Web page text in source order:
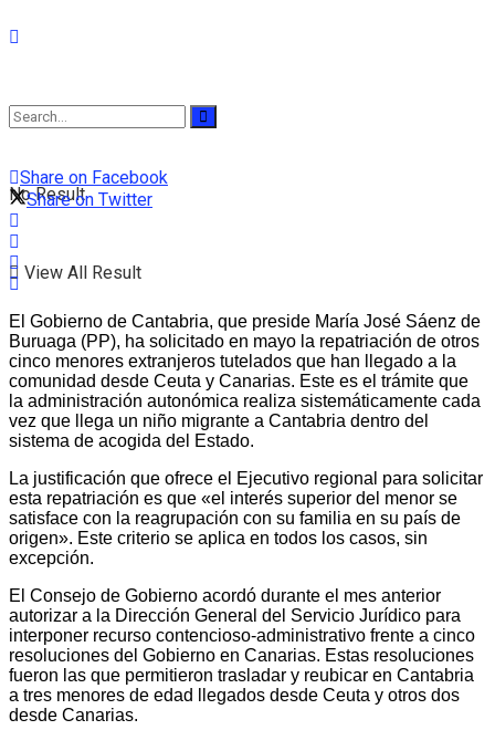
No Result
View All Result
Share on Facebook
Share on Twitter
El Gobierno de Cantabria, que preside María José Sáenz de
Buruaga (PP), ha solicitado en mayo la repatriación de otros
cinco menores extranjeros tutelados que han llegado a la
comunidad desde Ceuta y Canarias. Este es el trámite que
la administración autonómica realiza sistemáticamente cada
vez que llega un niño migrante a Cantabria dentro del
sistema de acogida del Estado.
La justificación que ofrece el Ejecutivo regional para solicitar
esta repatriación es que «el interés superior del menor se
satisface con la reagrupación con su familia en su país de
origen». Este criterio se aplica en todos los casos, sin
excepción.
El Consejo de Gobierno acordó durante el mes anterior
autorizar a la Dirección General del Servicio Jurídico para
interponer recurso contencioso-administrativo frente a cinco
resoluciones del Gobierno en Canarias. Estas resoluciones
fueron las que permitieron trasladar y reubicar en Cantabria
a tres menores de edad llegados desde Ceuta y otros dos
desde Canarias.